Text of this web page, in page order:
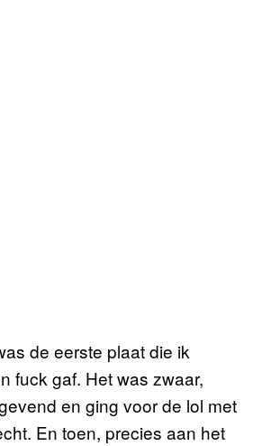
de eerste plaat die ik
fuck gaf. Het was zwaar,
en ging voor de lol met
En toen, precies aan het